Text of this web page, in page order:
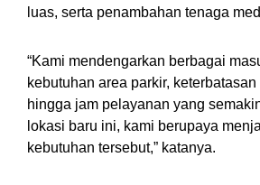
luas, serta penambahan tenaga
“Kami mendengarkan berbagai
kebutuhan area parkir, keterbatasan
hingga jam pelayanan yang
lokasi baru ini, kami berupaya
kebutuhan tersebut,” katanya.